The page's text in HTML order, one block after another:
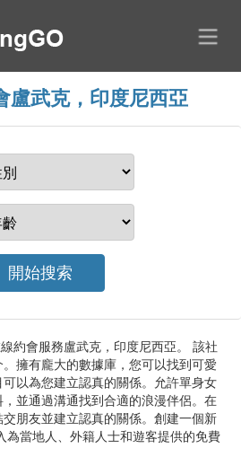
盧武克，印度尼西亞
約會服務盧武克，印度尼西亞。 該社
擁有龐大的數據庫，您可以找到可愛
以為您建立認真的關係。允許單身女
並通過溝通找到合適的浪漫伴侶。在
朋友並建立認真的關係。創建一個新
為當地人、外籍人士和遊客提供的免費